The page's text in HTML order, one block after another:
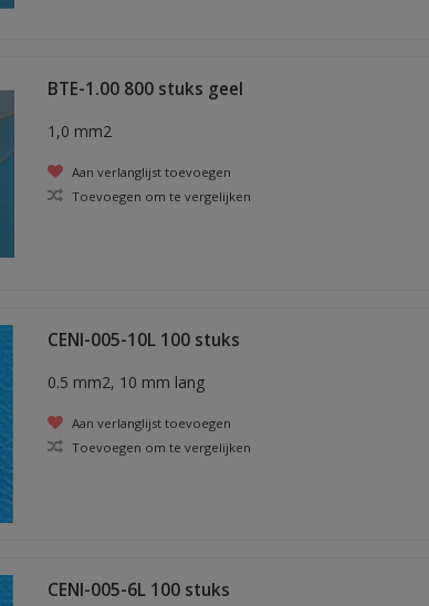
BTE-1.00 800 stuks geel
1,0 mm2
Aan verlanglijst toevoegen
Toevoegen om te vergelijken
CENI-005-10L 100 stuks
0.5 mm2, 10 mm lang
Aan verlanglijst toevoegen
Toevoegen om te vergelijken
CENI-005-6L 100 stuks